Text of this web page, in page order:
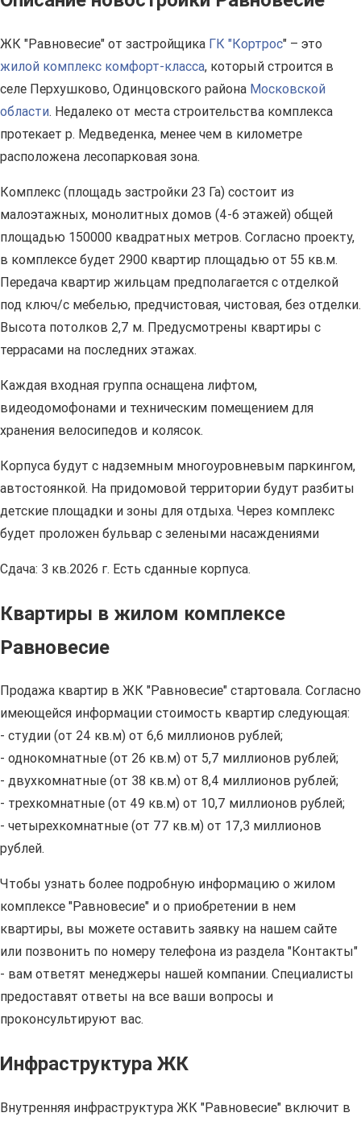
ЖК "Равновесие" от застройщика ГК "Кортрос" – это
жилой комплекс комфорт-класса, который строится в
селе Перхушково, Одинцовского района Московской
области. Недалеко от места строительства комплекса
протекает р. Медведенка, менее чем в километре
расположена лесопарковая зона.
Комплекс (площадь застройки 23 Га) состоит из
малоэтажных, монолитных домов (4-6 этажей) общей
площадью 150000 квадратных метров. Согласно проекту,
в комплексе будет 2900 квартир площадью от 55 кв.м.
Передача квартир жильцам предполагается с отделкой
под ключ/с мебелью, предчистовая, чистовая, без отделки.
Высота потолков 2,7 м. Предусмотрены квартиры с
террасами на последних этажах.
Каждая входная группа оснащена лифтом,
видеодомофонами и техническим помещением для
хранения велосипедов и колясок.
Корпуса будут с надземным многоуровневым паркингом,
автостоянкой. На придомовой территории будут разбиты
детские площадки и зоны для отдыха. Через комплекс
будет проложен бульвар с зелеными насаждениями
Сдача: 3 кв.2026 г. Есть сданные корпуса.
Квартиры в жилом комплексе
Равновесие
Продажа квартир в ЖК "Равновесие" стартовала. Согласно
имеющейся информации стоимость квартир следующая:
- студии (от 24 кв.м) от 6,6 миллионов рублей;
- однокомнатные (от 26 кв.м) от 5,7 миллионов рублей;
- двухкомнатные (от 38 кв.м) от 8,4 миллионов рублей;
- трехкомнатные (от 49 кв.м) от 10,7 миллионов рублей;
- четырехкомнатные (от 77 кв.м) от 17,3 миллионов
рублей.
Чтобы узнать более подробную информацию о жилом
комплексе "Равновесие" и о приобретении в нем
квартиры, вы можете оставить заявку на нашем сайте
или позвонить по номеру телефона из раздела "Контакты"
- вам ответят менеджеры нашей компании. Специалисты
предоставят ответы на все ваши вопросы и
проконсультируют вас.
Инфраструктура ЖК
Внутренняя инфраструктура ЖК "Равновесие" включит в